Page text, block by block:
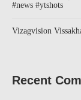
#news #ytshots
Vizagvision
Recent